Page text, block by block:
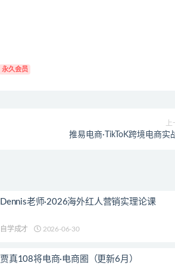
永久会员
推易电商·TikToK跨境电商实
Dennis老师·2026海外红人营销实理论课
自学成才 2026-06-30
贾真108将电商·电商圈（更新6月）